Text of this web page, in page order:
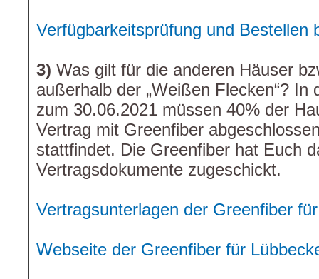
Verfügbarkeitsprüfung und Bestellen
3) Was gilt für die anderen Häuser
außerhalb der „Weißen Flecken“? In
zum 30.06.2021 müssen 40% der
Vertrag mit Greenfiber
stattfindet. Die Greenfiber hat Euch
Vertragsdokumente zugeschickt.
Vertragsunterlagen der Greenfiber
Webseite der Greenfiber für